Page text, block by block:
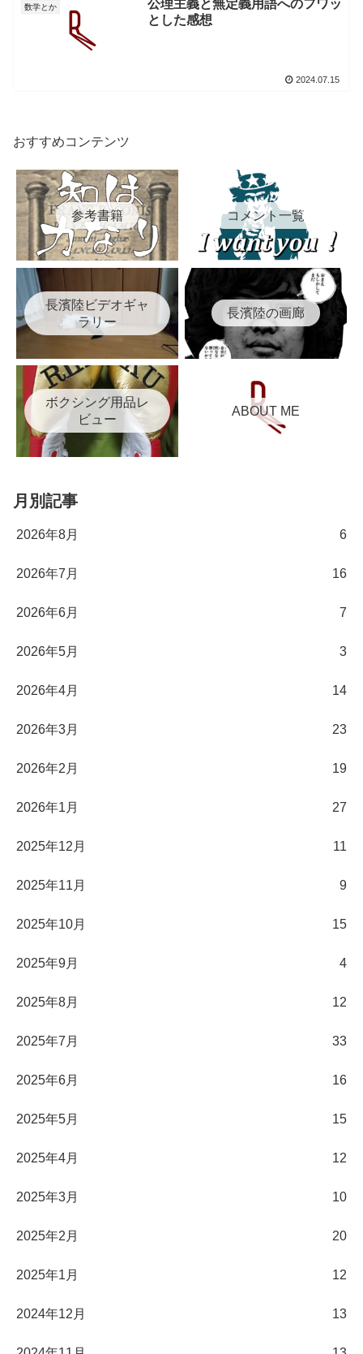
数学とか
公理主義と無定義用語へのフワッ
とした感想
2024.07.15
おすすめコンテンツ
参考書籍 コメント一覧
長濱陸ビデオギャ
ラリー
長濱陸の画廊
ボクシング用品レ
ビュー
ABOUT ME
月別記事
2026年8月 6
2026年7月 16
2026年6月 7
2026年5月 3
2026年4月 14
2026年3月 23
2026年2月 19
2026年1月 27
2025年12月 11
2025年11月 9
2025年10月 15
2025年9月 4
2025年8月 12
2025年7月 33
2025年6月 16
2025年5月 15
2025年4月 12
2025年3月 10
2025年2月 20
2025年1月 12
2024年12月 13